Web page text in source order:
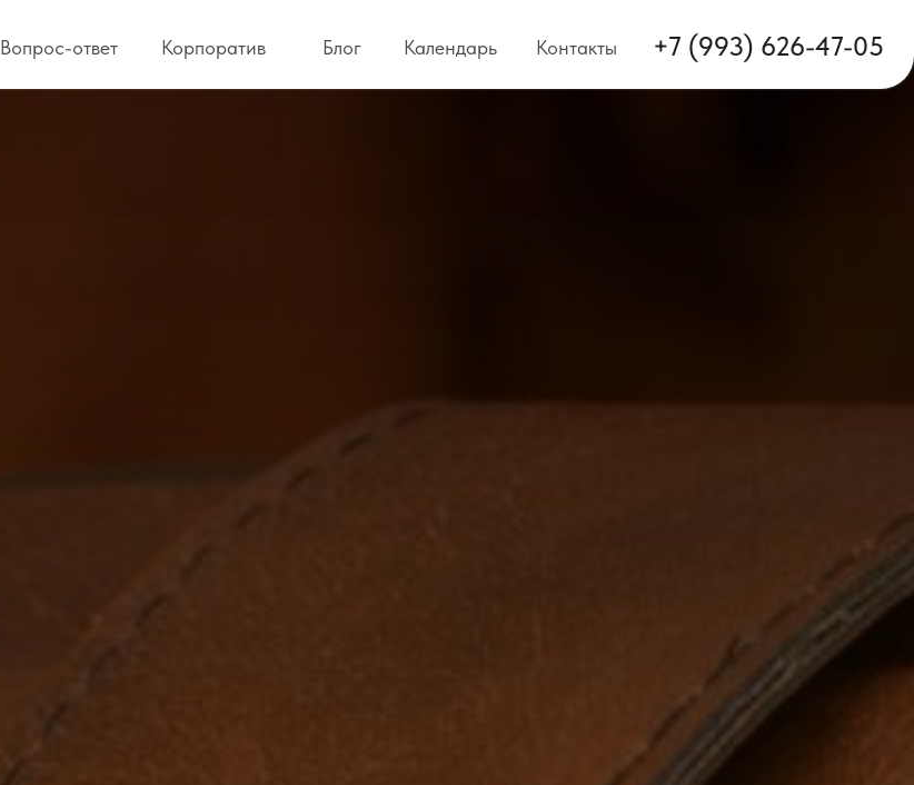
+7 (993) 626-47-05
Контакты
Календарь
Блог
Корпоратив
Вопрос-ответ